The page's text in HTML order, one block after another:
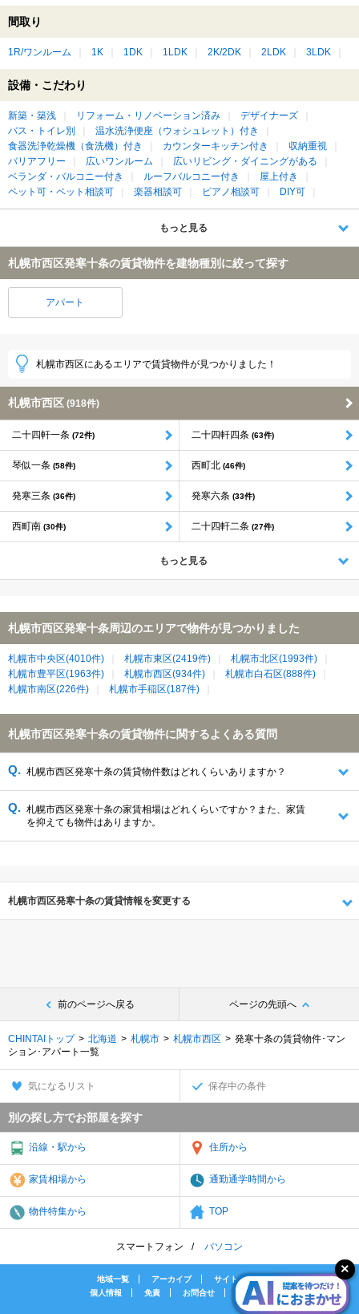
間取り
1R/ワンルーム 1K 1DK 1LDK 2K/2DK 2LDK 3LDK
設備・こだわり
新築・築浅 リフォーム・リノベーション済み
デザイナーズ
バス・トイレ別
温水洗浄便座（ウォシュレット）付き
食器洗浄乾燥機（食洗機）付き
カウンターキッチン付き
収納重視
バリアフリー
広いワンルーム
広いリビング・ダイニングがある
ベランダ・バルコニー付き
ルーフバルコニー付き
屋上付き
ペット可・ペット相談可
楽器相談可 ピアノ相談可 DIY可
もっと見る
札幌市西区発寒十条の賃貸物件を建物種別に絞って探す
アパート
札幌市西区にあるエリアで賃貸物件が見つかりました！
札幌市西区 (918件)
二十四軒一条 (72件) 二十四軒四条 (63件)
琴似一条 (58件) 西町北 (46件)
発寒三条 (36件) 発寒六条 (33件)
西町南 (30件) 二十四軒二条 (27件)
もっと見る
札幌市西区発寒十条周辺のエリアで物件が見つかりました
札幌市中央区(4010件) 札幌市東区(2419件)
札幌市北区(1993件)
札幌市豊平区(1963件)
札幌市西区(934件)
札幌市白石区(888件)
札幌市南区(226件)
札幌市手稲区(187件)
札幌市西区発寒十条の賃貸物件に関するよくある質問
札幌市西区発寒十条の賃貸物件数はどれくらいありますか？
札幌市西区発寒十条の家賃相場はどれくらいですか？また、家賃
を抑えても物件はありますか。
札幌市西区発寒十条の賃貸情報を変更する
前のページへ戻る ページの先頭へ
CHINTAIトップ 北海道 札幌市 札幌市西区
発寒十条の賃貸物件･マン
ション･アパート一覧
気になるリスト 保存中の条件
別の探し方でお部屋を探す
沿線・駅から 住所から
家賃相場から 通勤通学時間から
物件特集から TOP
スマートフォン パソコン
地域一覧 アーカイブ
サイトマップ
個人情報
免責 お問合せ 会社案内